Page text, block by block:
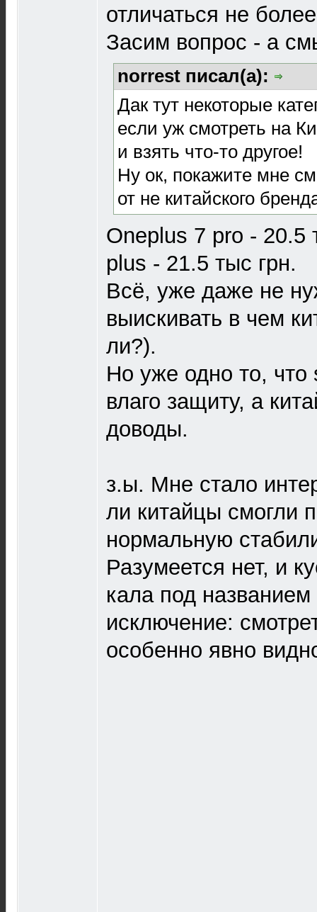
отличаться не
Засим вопрос - а
norrest писал(а):
Дак тут некоторые
если уж смотреть на
и взять что-то другое!
Ну ок, покажите мне
от не китайского
Oneplus 7 pro - 20.5
plus - 21.5 тыс грн.
Всё, уже даже не
выискивать в чем
ли?).
Но уже одно то,
влаго защиту, а
доводы.
з.ы. Мне стало
ли китайцы смогли
нормальную
Разумеется нет, и
кала под
исключение:
особенно явно